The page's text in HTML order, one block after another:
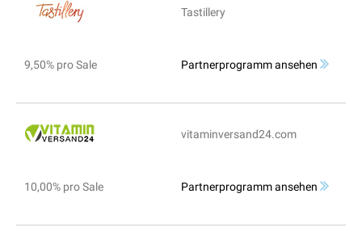
Tastillery
9,50% pro Sale Partnerprogramm ansehen
vitaminversand24.com
10,00% pro Sale Partnerprogramm ansehen